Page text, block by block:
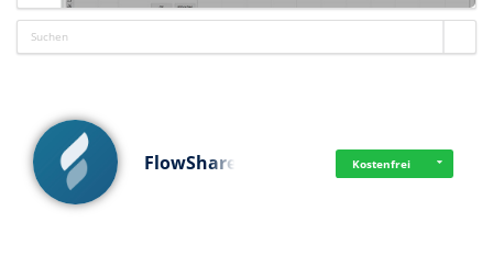
FlowShare Kostenfrei